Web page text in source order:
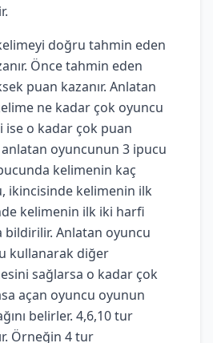
doğru tahmin eden
Önce tahmin eden
puan kazanır. Anlatan
ne kadar çok oyuncu
ise o kadar çok puan
anlatan oyuncunun 3 ipucu
kelimenin kaç
ikincisinde kelimenin ilk
kelimenin ilk iki harfi
Anlatan oyuncu
kullanarak diğer
sağlarsa o kadar çok
açan oyuncu oyunun
belirler. 4,6,10 tur
Örneğin 4 tur